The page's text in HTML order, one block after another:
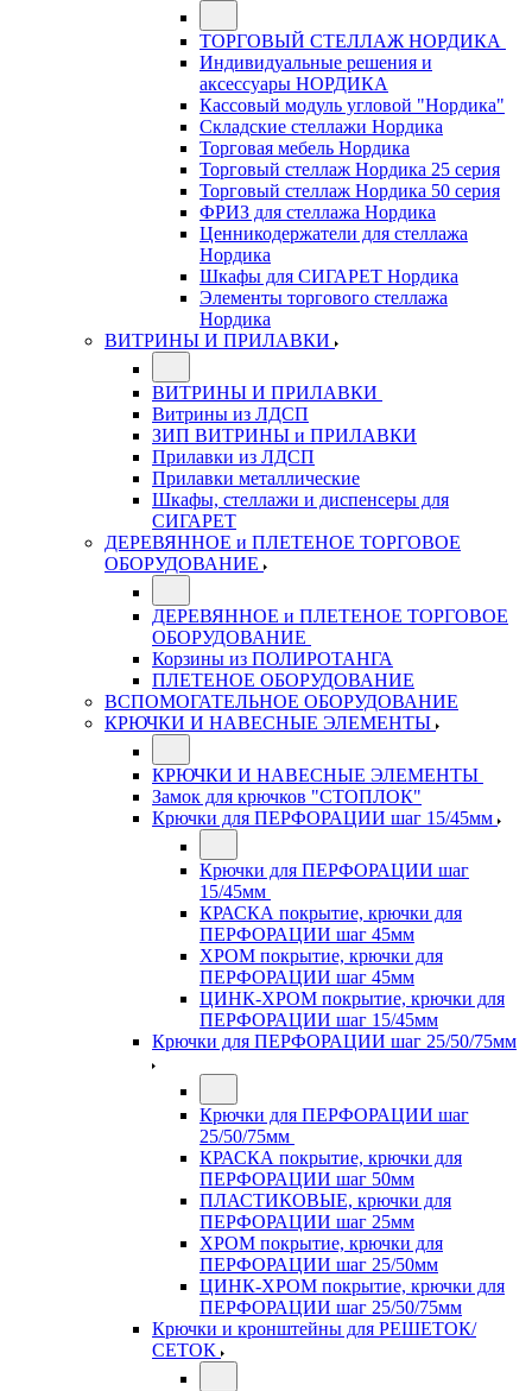
ТОРГОВЫЙ СТЕЛЛАЖ НОРДИКА
Индивидуальные решения и
аксессуары НОРДИКА
Кассовый модуль угловой "Нордика"
Складские стеллажи Нордика
Торговая мебель Нордика
Торговый стеллаж Нордика 25 серия
Торговый стеллаж Нордика 50 серия
ФРИЗ для стеллажа Нордика
Ценникодержатели для стеллажа
Нордика
Шкафы для СИГАРЕТ Нордика
Элементы торгового стеллажа
Нордика
ВИТРИНЫ И ПРИЛАВКИ
ВИТРИНЫ И ПРИЛАВКИ
Витрины из ЛДСП
ЗИП ВИТРИНЫ и ПРИЛАВКИ
Прилавки из ЛДСП
Прилавки металлические
Шкафы, стеллажи и диспенсеры для
СИГАРЕТ
ДЕРЕВЯННОЕ и ПЛЕТЕНОЕ ТОРГОВОЕ
ОБОРУДОВАНИЕ
ДЕРЕВЯННОЕ и ПЛЕТЕНОЕ ТОРГОВОЕ
ОБОРУДОВАНИЕ
Корзины из ПОЛИРОТАНГА
ПЛЕТЕНОЕ ОБОРУДОВАНИЕ
ВСПОМОГАТЕЛЬНОЕ ОБОРУДОВАНИЕ
КРЮЧКИ И НАВЕСНЫЕ ЭЛЕМЕНТЫ
КРЮЧКИ И НАВЕСНЫЕ ЭЛЕМЕНТЫ
Замок для крючков "СТОПЛОК"
Крючки для ПЕРФОРАЦИИ шаг 15/45мм
Крючки для ПЕРФОРАЦИИ шаг
15/45мм
КРАСКА покрытие, крючки для
ПЕРФОРАЦИИ шаг 45мм
ХРОМ покрытие, крючки для
ПЕРФОРАЦИИ шаг 45мм
ЦИНК-ХРОМ покрытие, крючки для
ПЕРФОРАЦИИ шаг 15/45мм
Крючки для ПЕРФОРАЦИИ шаг 25/50/75мм
Крючки для ПЕРФОРАЦИИ шаг
25/50/75мм
КРАСКА покрытие, крючки для
ПЕРФОРАЦИИ шаг 50мм
ПЛАСТИКОВЫЕ, крючки для
ПЕРФОРАЦИИ шаг 25мм
ХРОМ покрытие, крючки для
ПЕРФОРАЦИИ шаг 25/50мм
ЦИНК-ХРОМ покрытие, крючки для
ПЕРФОРАЦИИ шаг 25/50/75мм
Крючки и кронштейны для РЕШЕТОК/
СЕТОК